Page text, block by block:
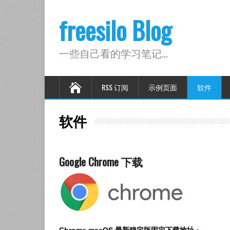
freesilo Blog
一些自己看的学习笔记…
RSS 订阅 示例页面 软件
软件
Google Chrome 下载